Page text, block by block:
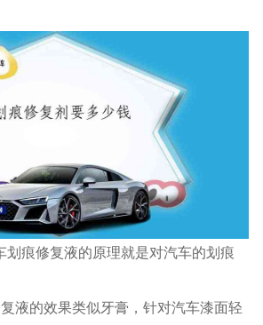
划痕修复液的原理就是对汽车的划痕
液的效果类似牙膏，针对汽车漆面轻